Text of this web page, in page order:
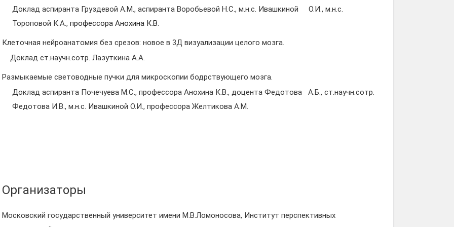
Доклад аспиранта Груздевой А.М., аспиранта Воробьевой Н.С., м.н.с. Ивашкиной О.И., м.н.с.
Тороповой К.А., профессора Анохина К.В.
Клеточная нейроанатомия без срезов: новое в 3Д визуализации целого мозга.
Доклад ст.научн.сотр. Лазуткина А.А.
Размыкаемые световодные пучки для микроскопии бодрствующего мозга.
Доклад аспиранта Почечуева M.С., профессора Анохина К.В., доцента Федотова А.Б., ст.научн.сотр.
Федотова И.В., м.н.с. Ивашкиной О.И., профессора Желтикова А.М.
Организаторы
Московский государственный университет имени М.В.Ломоносова, Институт перспективных